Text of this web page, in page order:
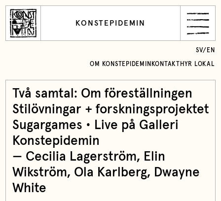
KONSTEPIDEMIN
OM KONSTEPIDEMIN KONTAKT HYR LOKAL
SV/ EN
Två samtal: Om föreställningen
Stilövningar + forskningsprojektet
Sugargames • Live på Galleri
Konstepidemin
— Cecilia Lagerström, Elin
Wikström, Ola Karlberg, Dwayne
White